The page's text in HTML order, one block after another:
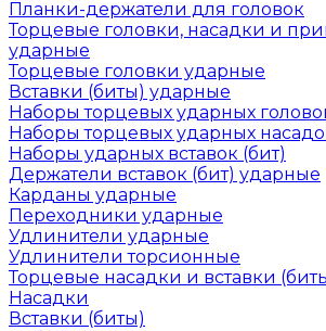
Планки-держатели для головок
Торцевые головки, насадки и
ударные
Торцевые головки ударные
Вставки (биты) ударные
Наборы торцевых ударных
Наборы торцевых ударных
Наборы ударных вставок (бит)
Держатели вставок (бит) ударные
Карданы ударные
Переходники ударные
Удлинители ударные
Удлинители торсионные
Торцевые насадки и вставки
Насадки
Вставки (биты)